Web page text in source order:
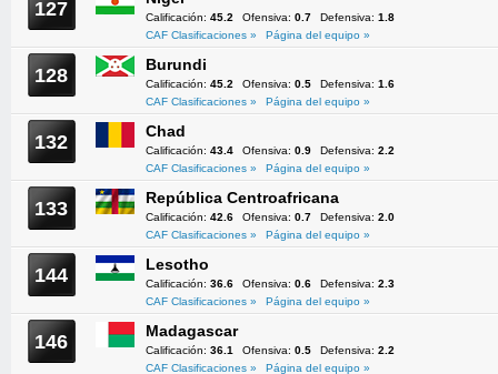
127 Calificación: 45.2 Ofensiva: 0.7 Defensiva: 1.8
CAF Clasificaciones »
Página del equipo »
128 Burundi
Calificación: 45.2 Ofensiva: 0.5 Defensiva: 1.6
CAF Clasificaciones »
Página del equipo »
132 Chad
Calificación: 43.4 Ofensiva: 0.9 Defensiva: 2.2
CAF Clasificaciones »
Página del equipo »
133 República Centroafricana
Calificación: 42.6 Ofensiva: 0.7 Defensiva: 2.0
CAF Clasificaciones »
Página del equipo »
144 Lesotho
Calificación: 36.6 Ofensiva: 0.6 Defensiva: 2.3
CAF Clasificaciones »
Página del equipo »
146 Madagascar
Calificación: 36.1 Ofensiva: 0.5 Defensiva: 2.2
CAF Clasificaciones »
Página del equipo »